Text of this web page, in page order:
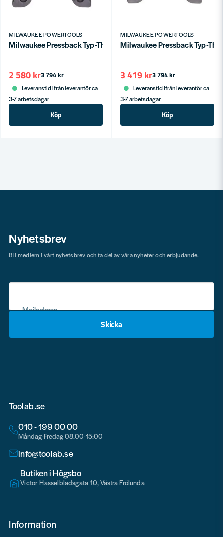
MILWAUKEE POWERTOOLS
Milwaukee Pressback Typ-TH M18 Ø20mm
3 794 kr
2 580 kr
Leveranstid ifrån leverantör ca
3-7 arbetsdagar
Köp
MILWAUKEE POWERTOOLS
Milwaukee Pressback Typ-TH
3 794 kr
3 419 kr
Leveranstid ifrån leverantör ca
3-7 arbetsdagar
Köp
Nyhetsbrev
Mejladress
Skicka
Bli medlem i vårt nyhetsbrev och ta del av våra nyheter och erbjudande.
Toolab.se
010 - 199 00 00
Måndag-Fredag 08.00-15:00
info@toolab.se
Butiken i Högsbo
Victor Hasselbladsgata 10, Västra Frölunda
Information